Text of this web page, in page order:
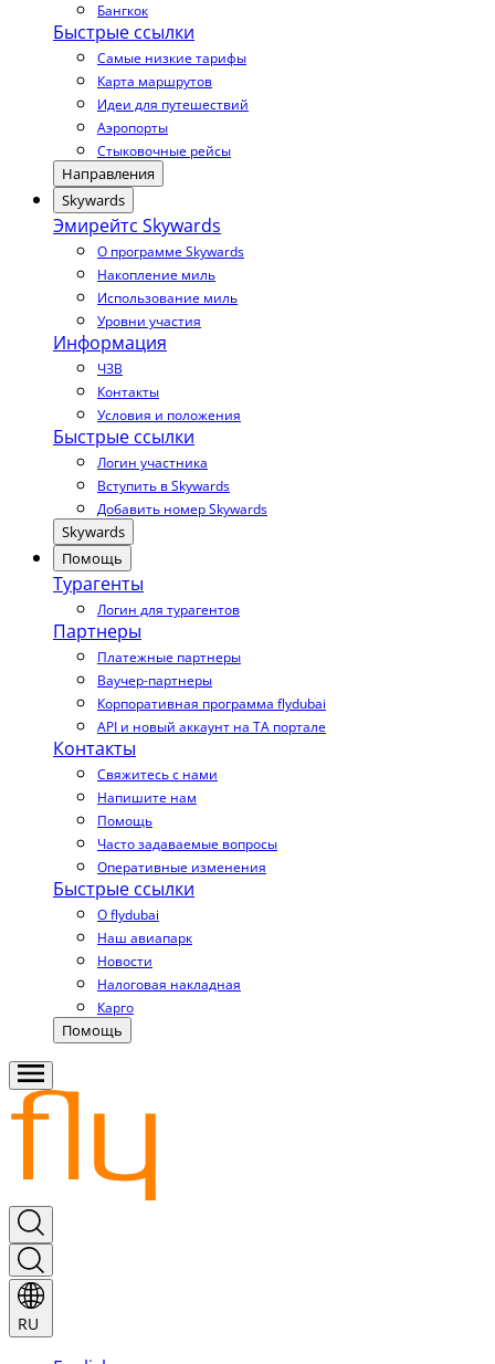
Бангкок
Быстрые ссылки
Самые низкие тарифы
Карта маршрутов
Идеи для путешествий
Аэропорты
Стыковочные рейсы
Направления
Skywards
Эмирейтс Skywards
О программе Skywards
Накопление миль
Использование миль
Уровни участия
Информация
ЧЗВ
Контакты
Условия и положения
Быстрые ссылки
Логин участника
Вступить в Skywards
Добавить номер Skywards
Skywards
Помощь
Турагенты
Логин для турагентов
Партнеры
Платежные партнеры
Ваучер-партнеры
Корпоративная программа flydubai
API и новый аккаунт на TA портале
Контакты
Свяжитесь с нами
Напишите нам
Помощь
Часто задаваемые вопросы
Оперативные изменения
Быстрые ссылки
О flydubai
Наш авиапарк
Новости
Налоговая накладная
Карго
Помощь
RU